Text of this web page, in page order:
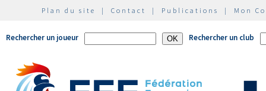
Plan du site | Contact | Publications | Mon
Rechercher un joueur Rechercher un club